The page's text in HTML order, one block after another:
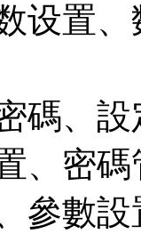
设置
碼、
、密
參數